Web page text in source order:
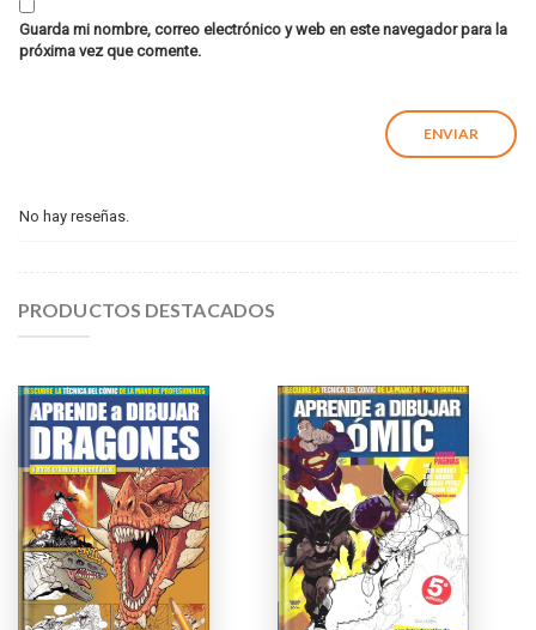
Guarda mi nombre, correo electrónico y web en este navegador para la
próxima vez que comente.
No hay reseñas.
PRODUCTOS DESTACADOS